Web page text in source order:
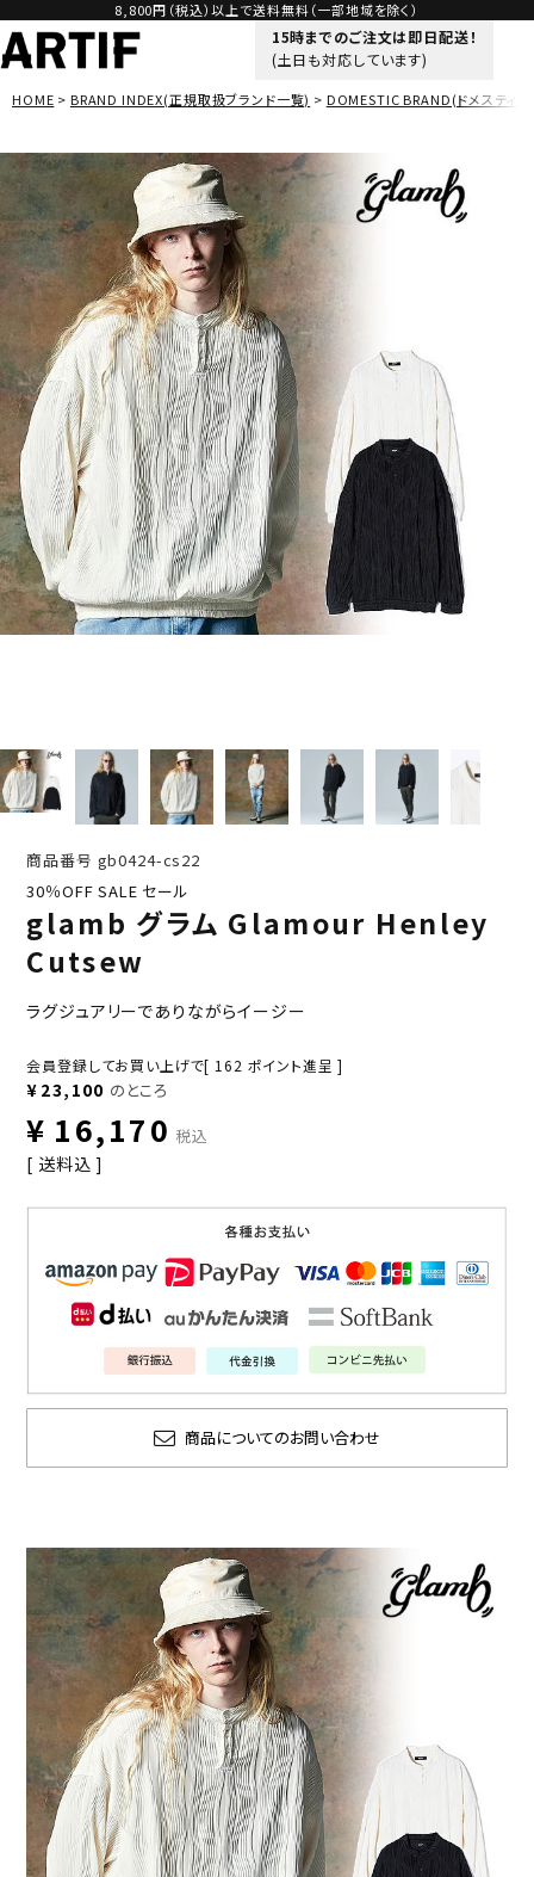
8,800円（税込）以上で送料無料（一部地域を除く）
15時までのご注文は即日配送！
(土日も対応しています)
HOME BRAND INDEX(正規取扱ブランド一覧) DOMESTIC BRAND(ドメスティッ
商品番号 gb0424-cs22
30％OFF SALE セール
glamb グラム Glamour Henley
Cutsew
ラグジュアリーでありながらイージー
会員登録してお買い上げで[ 162 ポイント進呈 ]
¥ 23,100 のところ
¥ 16,170 税込
送料込
商品についてのお問い合わせ